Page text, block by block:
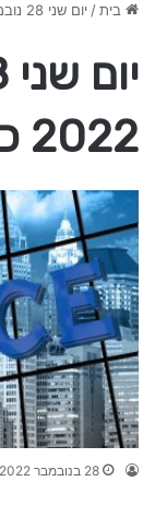
בית/יום שני 28 נובמבר 2022 כותרות פיננסים
2022 כותרות פיננסים
28 בנובמבר 2022